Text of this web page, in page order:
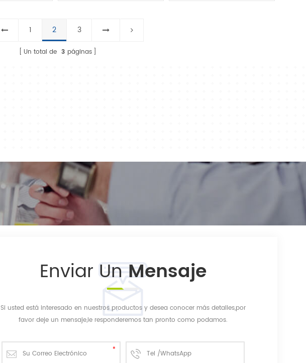
1 2 3
Un total de 3 páginas
Enviar UnMensaje
Si usted está interesado en nuestros productos y desea conocer más detalles,por
favor deje un mensaje,le responderemos tan pronto como podamos.